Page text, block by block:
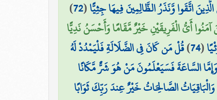
اتَّقَوا وَّنَذَرُ الظَّالِمِينَ فِيهَا جِثِيًّا(
72
)
آمَنُوا أَيُّ الْفَرِيقَيْنِ خَيْرٌ مَّقَامًا وَأَحْسَنُ نَدِيًّا
(
74
)قُلْ مَن كَانَ فِي الضَّلَالَةِ فَلْيَمْدُدْ لَهُ
السَّاعَةَ فَسَيَعْلَمُونَ مَنْ هُوَ شَرٌّ مَّكَانًا
الصَّالِحَاتُ خَيْرٌ عِندَ رَبِّكَ ثَوَابًا